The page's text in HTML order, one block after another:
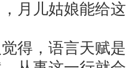
月儿姑娘能给
，语言天赋是